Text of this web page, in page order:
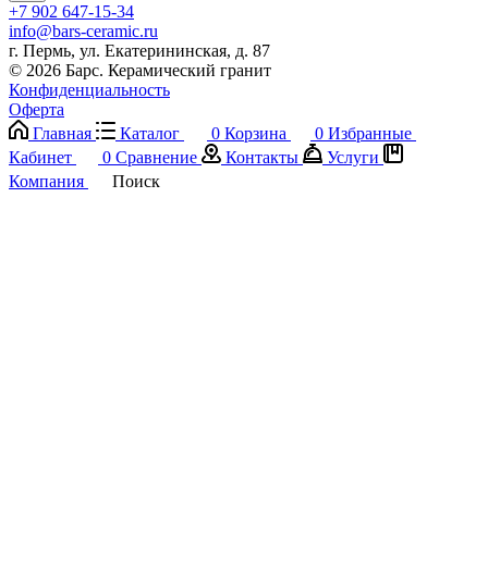
+7 902 647-15-34
info@bars-ceramic.ru
г. Пермь, ул. Екатерининская, д. 87
© 2026 Барс. Керамический гранит
Конфиденциальность
Оферта
Главная
Каталог 0 Корзина 0 Избранные
Кабинет
0 Сравнение Контакты
Услуги
Компания
Поиск